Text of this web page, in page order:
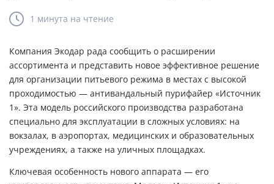
1 минута на чтение
Компания Экодар рада сообщить о расширении
ассортимента и представить новое эффективное решение
для организации питьевого режима в местах с высокой
проходимостью — антивандальный пурифайер «Источник
1». Эта модель российского производства разработана
специально для эксплуатации в сложных условиях: на
вокзалах, в аэропортах, медицинских и образовательных
учреждениях, а также на уличных площадках.
Ключевая особенность нового аппарата — его